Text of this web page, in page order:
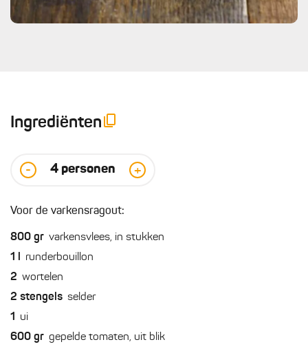
Ingrediënten
- 4 personen +
Voor de varkensragout:
800 gr varkensvlees, in stukken
1 l runderbouillon
2 wortelen
2 stengels selder
1 ui
600 gr gepelde tomaten, uit blik